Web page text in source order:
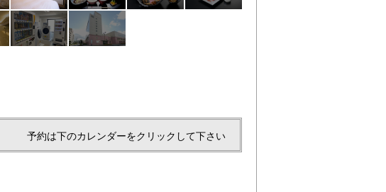
予約は下のカレンダーをクリックして下さい